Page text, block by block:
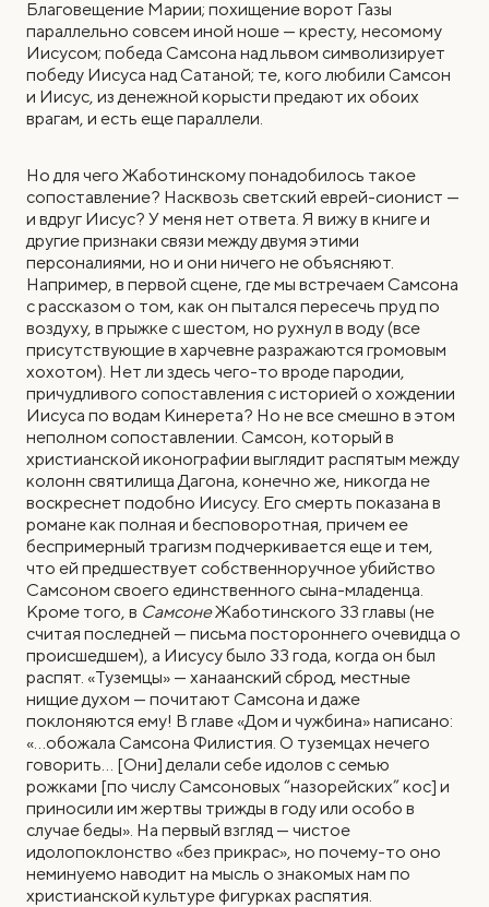
Благовещение Марии; похищение ворот Газы
параллельно совсем иной ноше — кресту, несомому
Иисусом; победа Самсона над львом символизирует
победу Иисуса над Сатаной; те, кого любили Самсон
и Иисус, из денежной корысти предают их обоих
врагам, и есть еще параллели.
Но для чего Жаботинскому понадобилось такое
сопоставление? Насквозь светский еврей-сионист —
и вдруг Иисус? У меня нет ответа. Я вижу в книге и
другие признаки связи между двумя этими
персоналиями, но и они ничего не объясняют.
Например, в первой сцене, где мы встречаем Самсона
с рассказом о том, как он пытался пересечь пруд по
воздуху, в прыжке с шестом, но рухнул в воду (все
присутствующие в харчевне разражаются громовым
хохотом). Нет ли здесь чего-то вроде пародии,
причудливого сопоставления с историей о хождении
Иисуса по водам Кинерета? Но не все смешно в этом
неполном сопоставлении. Самсон, который в
христианской иконографии выглядит распятым между
колонн святилища Дагона, конечно же, никогда не
воскреснет подобно Иисусу. Его смерть показана в
романе как полная и бесповоротная, причем ее
беспримерный трагизм подчеркивается еще и тем,
что ей предшествует собственноручное убийство
Самсоном своего единственного сына-младенца.
Кроме того, в СамсонеЖаботинского 33 главы (не
считая последней — письма постороннего очевидца о
происшедшем), а Иисусу было 33 года, когда он был
распят. «Туземцы» — ханаанский сброд, местные
нищие духом — почитают Самсона и даже
поклоняются ему! В главе «Дом и чужбина» написано:
«…обожала Самсона Филистия. О туземцах нечего
говорить… [Они] делали себе идолов с семью
рожками [по числу Самсоновых “назорейских” кос] и
приносили им жертвы трижды в году или особо в
случае беды». На первый взгляд — чистое
идолопоклонство «без прикрас», но почему-то оно
неминуемо наводит на мысль о знакомых нам по
христианской культуре фигурках распятия.